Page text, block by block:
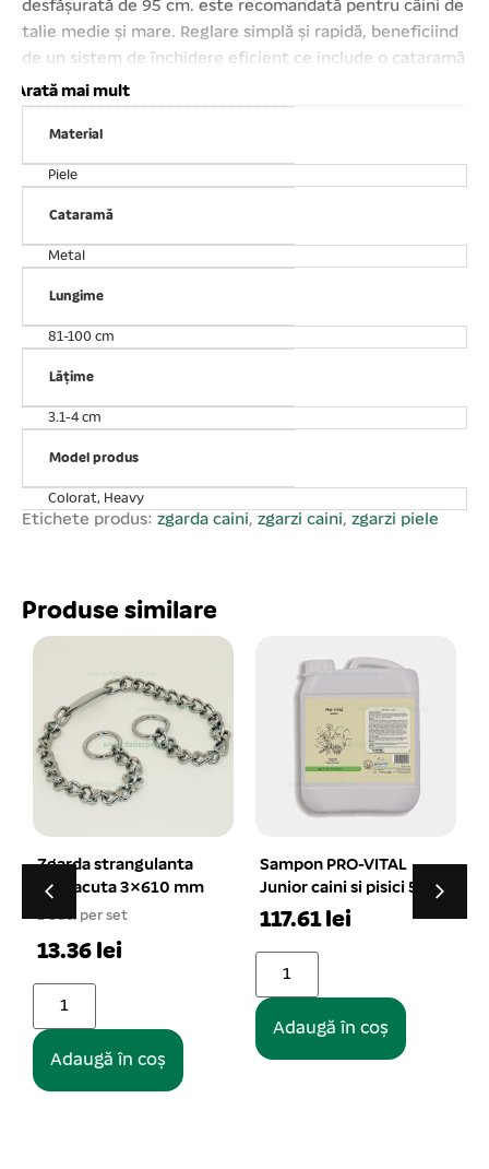
desfășurată de 95 cm. este recomandată pentru câini de
talie medie și mare. Reglare simplă și rapidă, beneficiind
de un sistem de închidere eficient ce include o cataramă
rafinată din metal cromat. Rezistentă, puternică.
Comfortabilă. Elegantă.
Arată mai mult
Material
Piele
Cataramă
Metal
Lungime
81-100 cm
Lățime
3.1-4 cm
Model produs
Colorat, Heavy
Etichete produs: zgarda caini, zgarzi caini, zgarzi piele
Produse similare
Sampon PRO-VITAL
Junior caini si pisici 5 L
117.61 lei
Adaugă în coș
Botnita fas in marime
6 – 22 cm
1 buc. per set
19.65 lei
Adaugă în coș